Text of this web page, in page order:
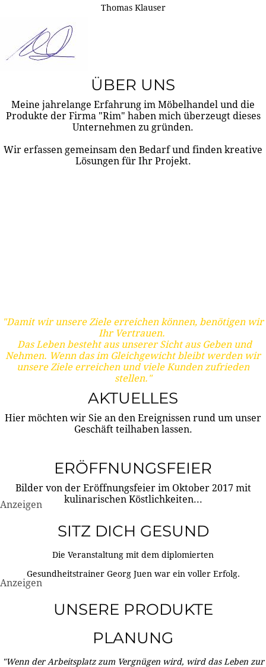
Thomas Klauser
ÜBER UNS
Meine jahrelange Erfahrung im Möbelhandel und die
Produkte der Firma "Rim" haben mich überzeugt dieses
Unternehmen zu gründen.
Wir erfassen gemeinsam den Bedarf und finden kreative
Lösungen für Ihr Projekt.
"Damit wir unsere Ziele erreichen können, benötigen wir
Ihr Vertrauen.
Das Leben besteht aus unserer Sicht aus Geben und
Nehmen. Wenn das im Gleichgewicht bleibt werden wir
unsere Ziele erreichen und viele Kunden zufrieden
stellen."
AKTUELLES
Hier möchten wir Sie an den Ereignissen rund um unser
Geschäft teilhaben lassen.
ERÖFFNUNGSFEIER
Bilder von der Eröffnungsfeier im Oktober 2017 mit
kulinarischen Köstlichkeiten...
Anzeigen
SITZ DICH GESUND
Die Veranstaltung mit dem diplomierten
Gesundheitstrainer Georg Juen war ein voller Erfolg.
Anzeigen
UNSERE PRODUKTE
PLANUNG
"Wenn der Arbeitsplatz zum Vergnügen wird, wird das Leben zur